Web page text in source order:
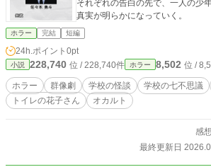
それぞれの告白の先で、一人の少
真実が明らかになっていく。
ホラー 完結 短編
24h.ポイント 0pt
小説 228,740 位 / 228,740件 ホラー 8,502 位 /
ホラー 群像劇 学校の怪談 学校の七不思議
トイレの花子さん
オカルト
感
最終更新日